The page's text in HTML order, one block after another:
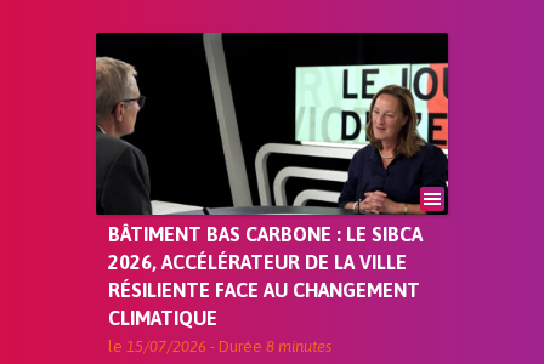
BÂTIMENT BAS CARBONE : LE SIBCA
2026, ACCÉLÉRATEUR DE LA VILLE
RÉSILIENTE FACE AU CHANGEMENT
CLIMATIQUE
le 15/07/2026 - Durée 8 minutes